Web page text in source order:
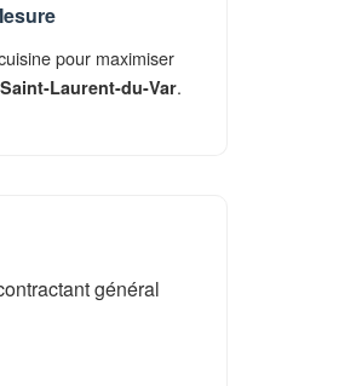
pour maximiser
Saint-Laurent-du-Var.
général